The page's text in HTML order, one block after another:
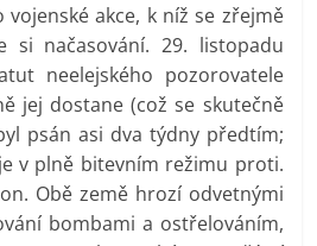
vojenské akce, k níž se zřejmě
si načasování. 29. listopadu
neelejského pozorovatele
jej dostane (což se skutečně
psán asi dva týdny předtím;
v plně bitevním režimu proti.
Obě země hrozí odvetnými
bombami a ostřelováním,